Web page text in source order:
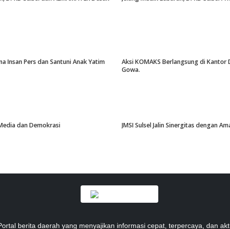
Insan Pers dan Santuni Anak Yatim
Aksi KOMAKS Berlangsung di Kantor
Gowa.
dan Demokrasi JMSI Sulsel Jalin Sinergitas dengan
berita daerah yang menyajikan informasi cepat, terpercaya, dan